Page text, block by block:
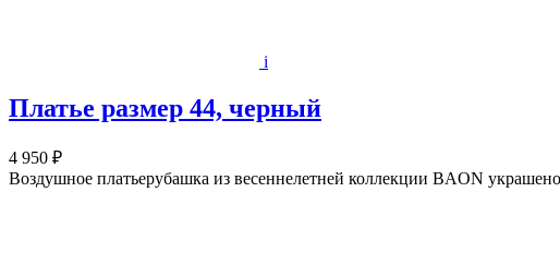
i
Платье размер 44, черный
4 950 ₽
Воздушное платьерубашка из весеннелетней коллекции BAON